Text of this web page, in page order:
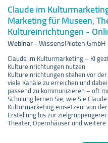
Claude im
Marketing für Museen,
Kultureinrichtungen -
Webinar-WissensPiloten GmbH
Claude im Kulturmarketing – KI
Kultureinrichtungen nutzen
Kultureinrichtungen stehen vor
viele Kanäle zu erreichen und
passend zu kommunizieren – oft
Schulung lernen Sie, wie Sie
Kulturmarketing einsetzen: von
Erstellung bis zur
Theater, Opernhäuser und